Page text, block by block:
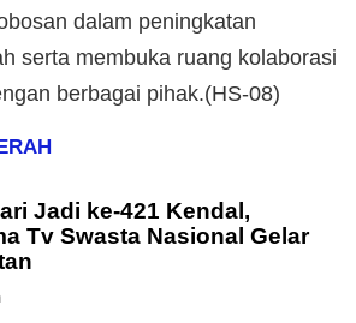
dalam peningkatan
serta membuka ruang kolaborasi
berbagai pihak.(HS-08)
Jadi ke-421 Kendal,
Tv Swasta Nasional Gelar